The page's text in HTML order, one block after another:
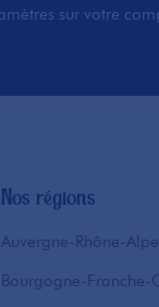
sur votre
Nos régions
Auvergne-Rhône-
Bourgogne-Franche-